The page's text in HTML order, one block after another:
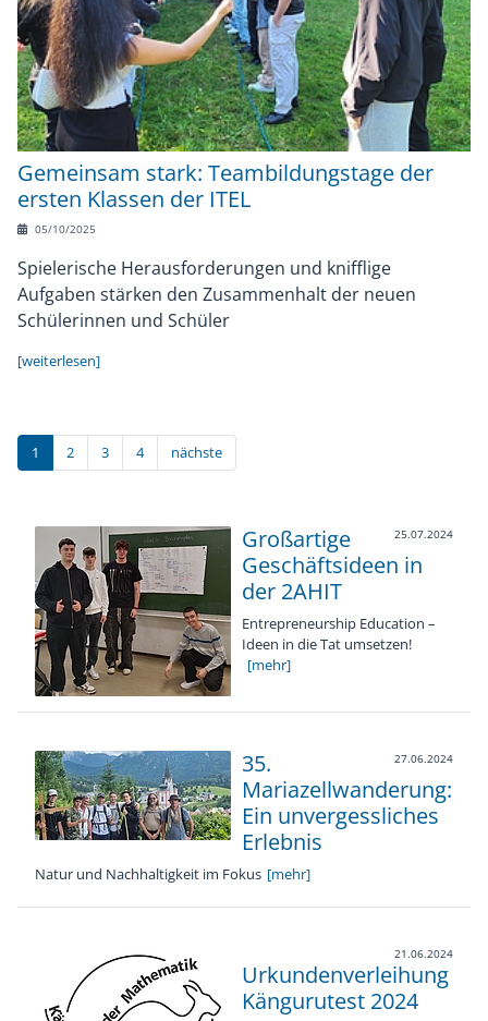
Gemeinsam stark: Teambildungstage der
ersten Klassen der ITEL
05/10/2025
Spielerische Herausforderungen und knifflige
Aufgaben stärken den Zusammenhalt der neuen
Schülerinnen und Schüler
[weiterlesen]
1 2 3 4 nächste
25.07.2024
Großartige
Geschäftsideen in
der 2AHIT
Entrepreneurship Education –
Ideen in die Tat umsetzen!
[mehr]
27.06.2024
35.
Mariazellwanderung:
Ein unvergessliches
Erlebnis
Natur und Nachhaltigkeit im Fokus [mehr]
21.06.2024
Urkundenverleihung
Kängurutest 2024